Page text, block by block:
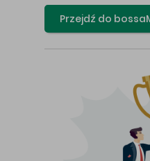
Przejdź do